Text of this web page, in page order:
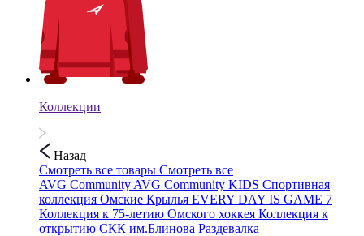
Коллекции
Назад
Смотреть все товары Смотреть все
AVG Community AVG Community KIDS Спортивная
коллекция Омские Крылья EVERY DAY IS GAME 7
Коллекция к 75-летию Омского хоккея Коллекция к
открытию СКК им.Блинова Раздевалка